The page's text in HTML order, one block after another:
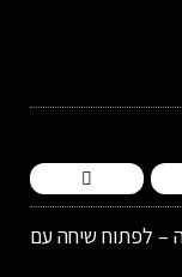
– לפתוח שיחה עם